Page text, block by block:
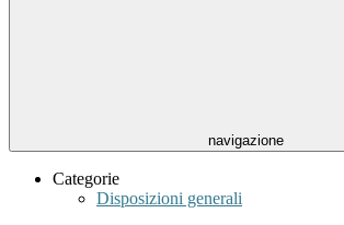
navigazione
Categorie
Disposizioni generali